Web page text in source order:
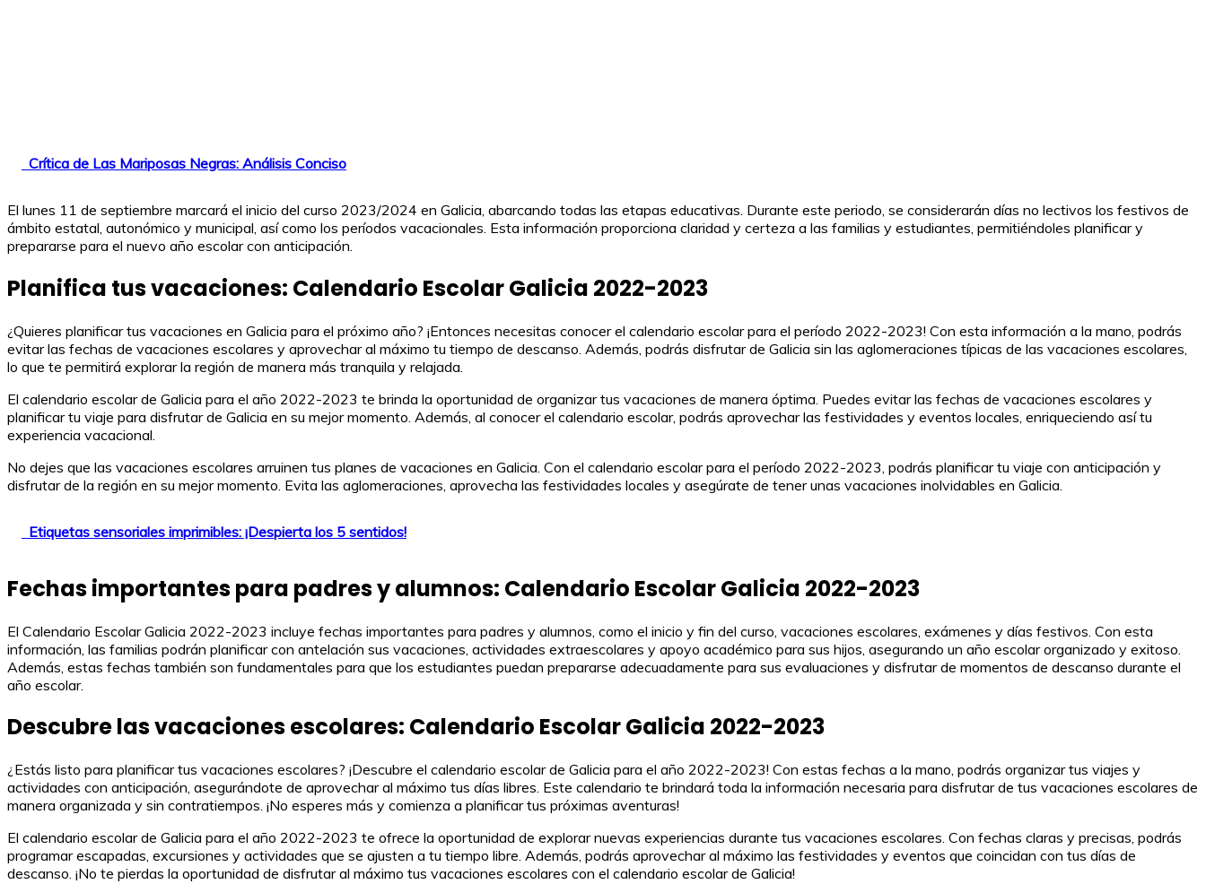
Crítica de Las Mariposas Negras: Análisis Conciso
El lunes 11 de septiembre marcará el inicio del curso 2023/2024 en Galicia, abarcando todas las etapas educativas. Durante este periodo, se considerarán días no lectivos los festivos de
ámbito estatal, autonómico y municipal, así como los períodos vacacionales. Esta información proporciona claridad y certeza a las familias y estudiantes, permitiéndoles planificar y
prepararse para el nuevo año escolar con anticipación.
Planifica tus vacaciones: Calendario Escolar Galicia 2022-2023
¿Quieres planificar tus vacaciones en Galicia para el próximo año? ¡Entonces necesitas conocer el calendario escolar para el período 2022-2023! Con esta información a la mano, podrás
evitar las fechas de vacaciones escolares y aprovechar al máximo tu tiempo de descanso. Además, podrás disfrutar de Galicia sin las aglomeraciones típicas de las vacaciones escolares,
lo que te permitirá explorar la región de manera más tranquila y relajada.
El calendario escolar de Galicia para el año 2022-2023 te brinda la oportunidad de organizar tus vacaciones de manera óptima. Puedes evitar las fechas de vacaciones escolares y
planificar tu viaje para disfrutar de Galicia en su mejor momento. Además, al conocer el calendario escolar, podrás aprovechar las festividades y eventos locales, enriqueciendo así tu
experiencia vacacional.
No dejes que las vacaciones escolares arruinen tus planes de vacaciones en Galicia. Con el calendario escolar para el período 2022-2023, podrás planificar tu viaje con anticipación y
disfrutar de la región en su mejor momento. Evita las aglomeraciones, aprovecha las festividades locales y asegúrate de tener unas vacaciones inolvidables en Galicia.
Etiquetas sensoriales imprimibles: ¡Despierta los 5 sentidos!
Fechas importantes para padres y alumnos: Calendario Escolar Galicia 2022-2023
El Calendario Escolar Galicia 2022-2023 incluye fechas importantes para padres y alumnos, como el inicio y fin del curso, vacaciones escolares, exámenes y días festivos. Con esta
información, las familias podrán planificar con antelación sus vacaciones, actividades extraescolares y apoyo académico para sus hijos, asegurando un año escolar organizado y exitoso.
Además, estas fechas también son fundamentales para que los estudiantes puedan prepararse adecuadamente para sus evaluaciones y disfrutar de momentos de descanso durante el
año escolar.
Descubre las vacaciones escolares: Calendario Escolar Galicia 2022-2023
¿Estás listo para planificar tus vacaciones escolares? ¡Descubre el calendario escolar de Galicia para el año 2022-2023! Con estas fechas a la mano, podrás organizar tus viajes y
actividades con anticipación, asegurándote de aprovechar al máximo tus días libres. Este calendario te brindará toda la información necesaria para disfrutar de tus vacaciones escolares de
manera organizada y sin contratiempos. ¡No esperes más y comienza a planificar tus próximas aventuras!
El calendario escolar de Galicia para el año 2022-2023 te ofrece la oportunidad de explorar nuevas experiencias durante tus vacaciones escolares. Con fechas claras y precisas, podrás
programar escapadas, excursiones y actividades que se ajusten a tu tiempo libre. Además, podrás aprovechar al máximo las festividades y eventos que coincidan con tus días de
descanso. ¡No te pierdas la oportunidad de disfrutar al máximo tus vacaciones escolares con el calendario escolar de Galicia!